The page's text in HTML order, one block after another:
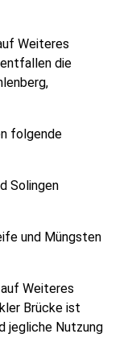
Weiteres
die
folgende
Solingen
und Müngsten
Weiteres
Brücke ist
jegliche Nutzung